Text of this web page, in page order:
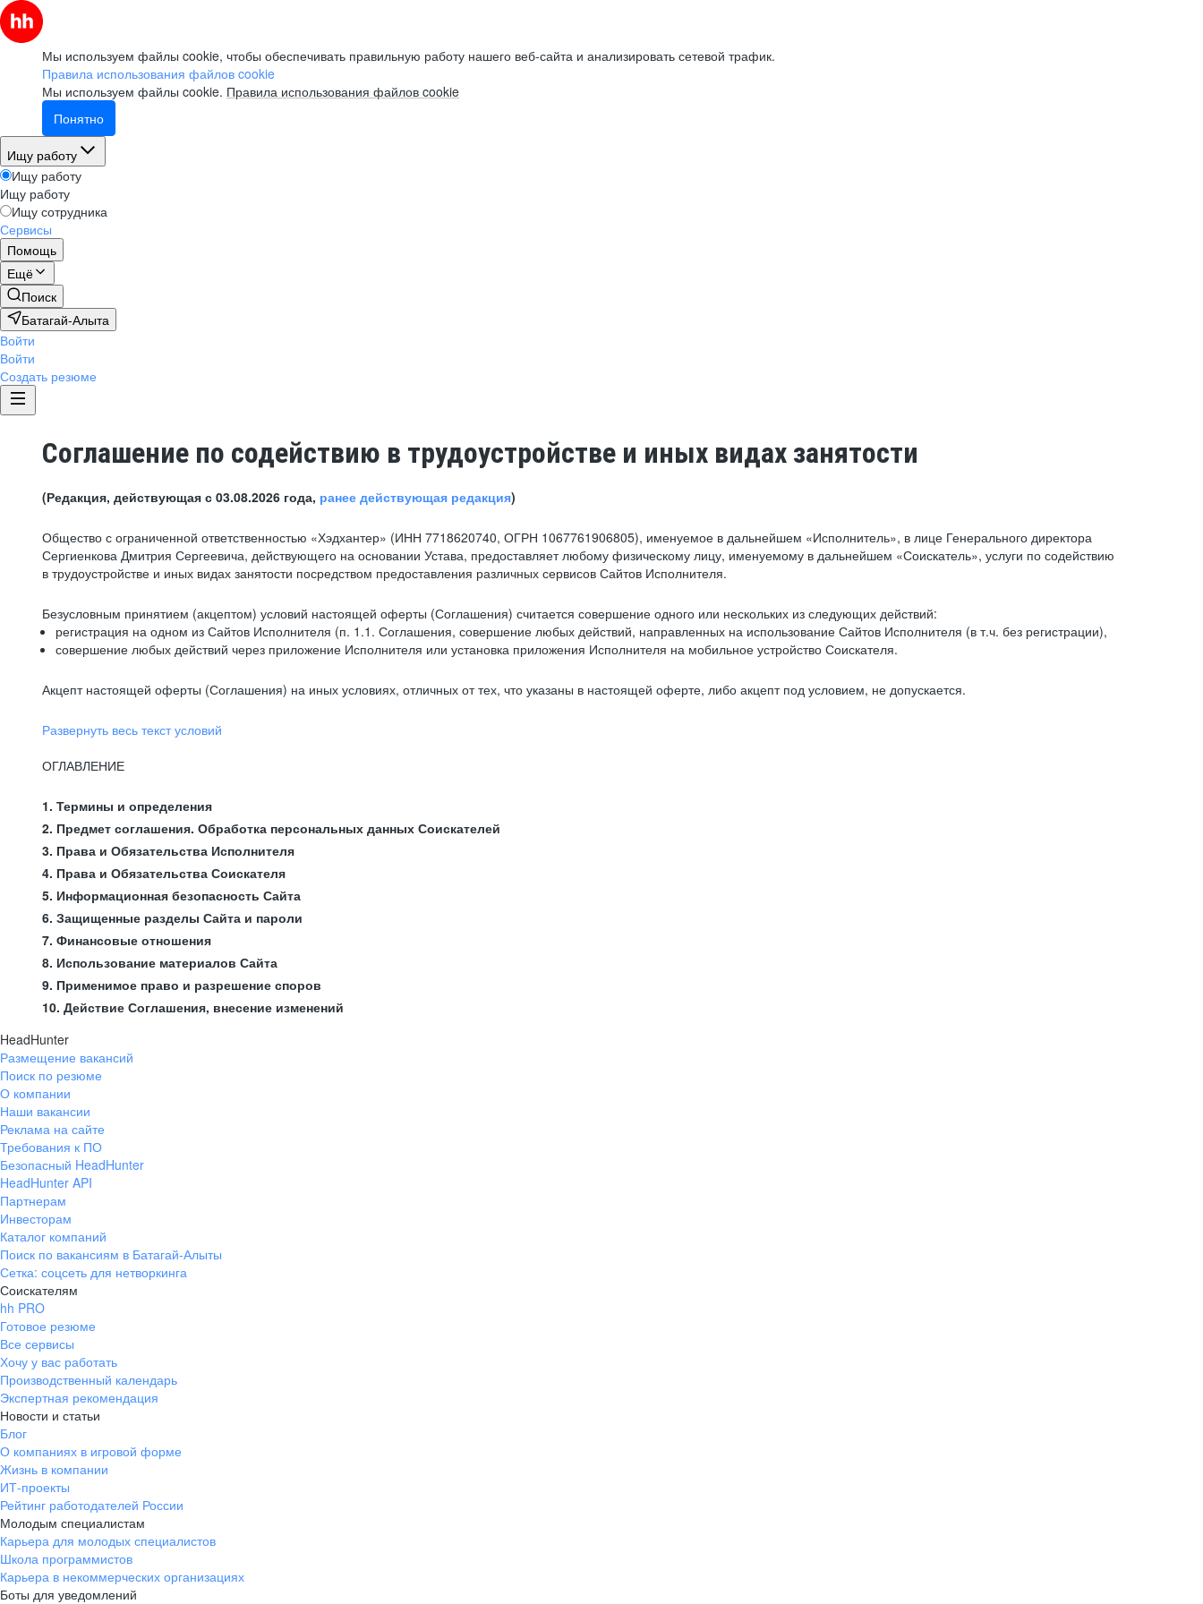
Мы используем файлы cookie, чтобы обеспечивать правильную работу нашего веб-сайта и анализировать сетевой трафик.
Правила использования файлов cookie
Мы используем файлы cookie. Правила использования файлов cookie
Понятно
Ищу работу
Ищу работу
Ищу работу
Ищу сотрудника
Сервисы
Помощь
Ещё
Поиск
Батагай-Алыта
Войти
Войти
Создать резюме
Соглашение по содействию в трудоустройстве и иных видах занятости
(Редакция, действующая с 03.08.2026 года, ранее действующая редакция)
Общество с ограниченной ответственностью «Хэдхантер» (ИНН 7718620740, ОГРН 1067761906805), именуемое в дальнейшем «Исполнитель», в лице Генерального директора
Сергиенкова Дмитрия Сергеевича, действующего на основании Устава, предоставляет любому физическому лицу, именуемому в дальнейшем «Соискатель», услуги по содействию
в трудоустройстве и иных видах занятости посредством предоставления различных сервисов Сайтов Исполнителя.
Безусловным принятием (акцептом) условий настоящей оферты (Соглашения) считается совершение одного или нескольких из следующих действий:
регистрация на одном из Сайтов Исполнителя (п. 1.1. Соглашения, совершение любых действий, направленных на использование Сайтов Исполнителя (в т.ч. без регистрации),
совершение любых действий через приложение Исполнителя или установка приложения Исполнителя на мобильное устройство Соискателя.
Акцепт настоящей оферты (Соглашения) на иных условиях, отличных от тех, что указаны в настоящей оферте, либо акцепт под условием, не допускается.
Развернуть весь текст условий
ОГЛАВЛЕНИЕ
1. Термины и определения
2. Предмет соглашения. Обработка персональных данных Соискателей
3. Права и Обязательства Исполнителя
4. Права и Обязательства Соискателя
5. Информационная безопасность Сайта
6. Защищенные разделы Сайта и пароли
7. Финансовые отношения
8. Использование материалов Сайта
9. Применимое право и разрешение споров
10. Действие Соглашения, внесение изменений
HeadHunter
Размещение вакансий
Поиск по резюме
О компании
Наши вакансии
Реклама на сайте
Требования к ПО
Безопасный HeadHunter
HeadHunter API
Партнерам
Инвесторам
Каталог компаний
Поиск по вакансиям в Батагай-Алыты
Сетка: соцсеть для нетворкинга
Соискателям
hh PRO
Готовое резюме
Все сервисы
Хочу у вас работать
Производственный календарь
Экспертная рекомендация
Новости и статьи
Блог
О компаниях в игровой форме
Жизнь в компании
ИТ-проекты
Рейтинг работодателей России
Молодым специалистам
Карьера для молодых специалистов
Школа программистов
Карьера в некоммерческих организациях
Боты для уведомлений